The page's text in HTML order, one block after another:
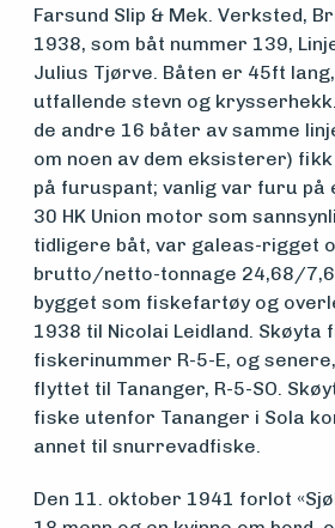
Medlemsfartøy
Søk
om
midler
Farsund Slip & Mek. Verksted,
1938, som båt nummer 139,
Julius Tjørve. Båten er 45ft
utfallende stevn og
de andre 16 båter av samme
om noen av dem eksisterer)
på furuspant; vanlig var furu på
30 HK Union motor som
tidligere båt, var galeas-rigget
brutto/netto-tonnage 24,68/
bygget som fiskefartøy og
1938 til Nicolai Leidland. Skøyta
fiskerinummer R-5-E, og
flyttet til Tananger, R-5-SO.
fiske utenfor Tananger i Sola
annet til snurrevadfiske.
Den 11. oktober 1941 forlot